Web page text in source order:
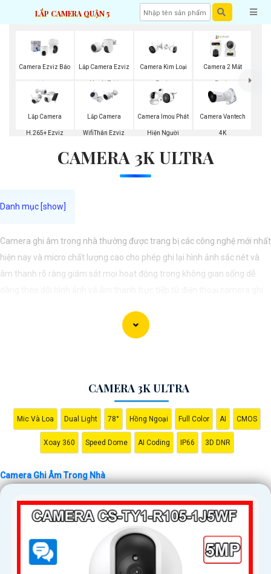
LẮP CAMERA QUẬN 5
Camera Ezviz Báo
Động
Lắp Camera Ezviz
Ngoài Trời
Camera Kim Loại
Ezviz
Camera 2 Mắt
Ezviz
Lắp Camera
H.265+ Ezviz
Lắp Camera
WifiThân Ezviz
Camera Imou Phát
Hiện Người
Camera Vantech
4K
CAMERA 3K ULTRA
Camera ghi âm trong nhà thường được trang bị các công nghệ mới nhất
hiện nay và micro chất lượng cao cho phép ghi lại hình ảnh sắc nét và
âm thanh rõ ràng giám sát mọi hoạt động trong không gian sống dễ
24/7. Với công nghệ hồng ngoại, camera có thể ghi hình trong điều kiện
ánh sáng yếu mà không làm mất đi chất lượng hình ảnh. Ngoài ra, tính
CAMERA 3K ULTRA
Mic Và Loa Dual Light 78° Hồng Ngoại Full Color AI CMOS
Xoay 360 Speed Dome AI Coding IP66 3D DNR
Camera Ghi Âm Trong Nhà